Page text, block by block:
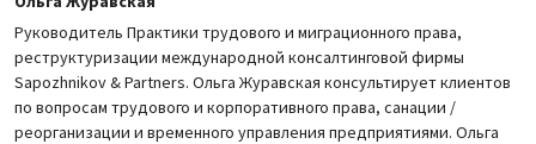
Руководитель Практики трудового и миграционного права,
реструктуризации международной консалтинговой фирмы
Sapozhnikov & Partners. Ольга Журавская консультирует клиентов
по вопросам трудового и корпоративного права, санации /
реорганизации и временного управления предприятиями. Ольга